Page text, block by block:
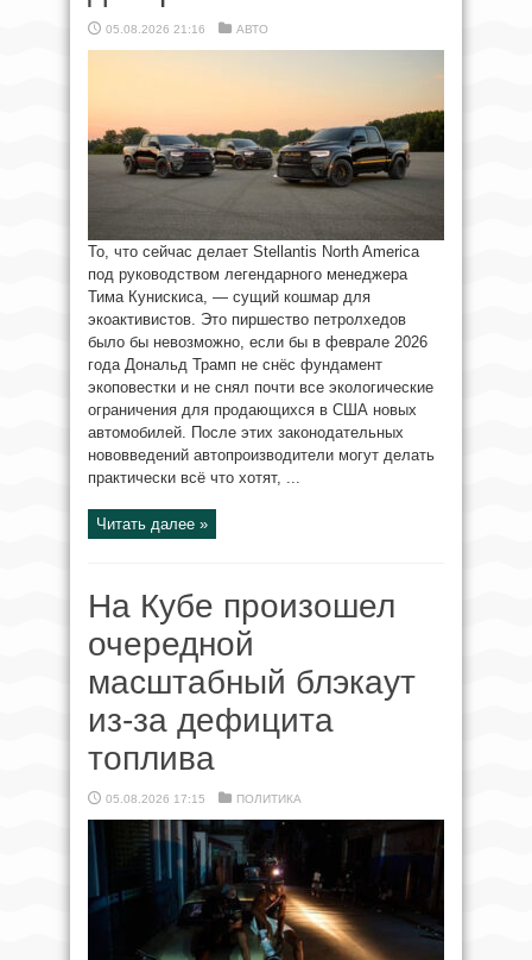
05.08.2026 21:16 АВТО
То, что сейчас делает Stellantis North America
под руководством легендарного менеджера
Тима Кунискиса, — сущий кошмар для
экоактивистов. Это пиршество петролхедов
было бы невозможно, если бы в феврале 2026
года Дональд Трамп не снёс фундамент
экоповестки и не снял почти все экологические
ограничения для продающихся в США новых
автомобилей. После этих законодательных
нововведений автопроизводители могут делать
практически всё что хотят, ...
Читать далее »
На Кубе произошел
очередной
масштабный блэкаут
из-за дефицита
топлива
05.08.2026 17:15 ПОЛИТИКА